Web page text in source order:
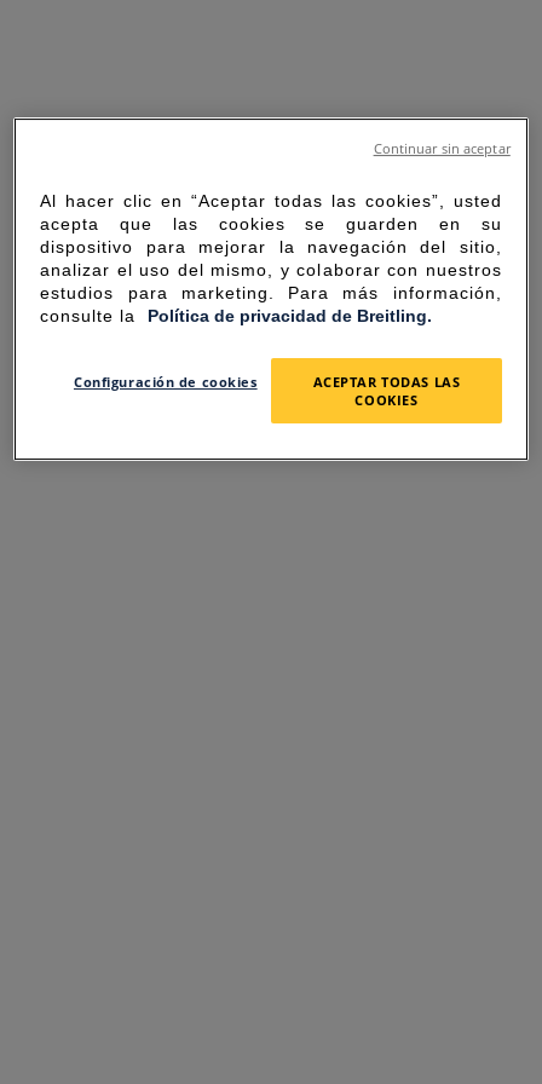
SORRY FOR THE
INCONVENIENCE
Al hacer clic en “Aceptar todas las cookies”, usted
acepta que las cookies se guarden en su
dispositivo para mejorar la navegación del sitio,
analizar el uso del mismo, y colaborar con nuestros
estudios para marketing. Para más información,
consulte la Política de privacidad de Breitling.
Configuración de cookies
ACEPTAR TODAS LAS
COOKIES
Continuar sin aceptar